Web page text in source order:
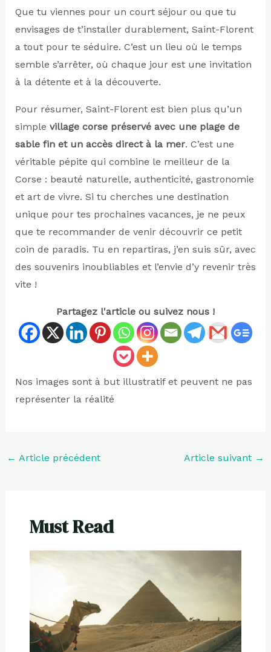
Que tu viennes pour un court séjour ou que tu
envisages de t’installer durablement, Saint-Florent
a tout pour te séduire. C’est un lieu où le temps
semble s’arrêter, où chaque jour est une invitation
à la détente et à la découverte.
Pour résumer, Saint-Florent est bien plus qu’un
simple village corse préservé avec une plage de
sable fin et un accès direct à la mer. C’est une
véritable pépite qui combine le meilleur de la
Corse : beauté naturelle, authenticité, gastronomie
et art de vivre. Si tu cherches une destination
unique pour tes prochaines vacances, je ne peux
que te recommander de venir découvrir ce petit
coin de paradis. Tu en repartiras, j’en suis sûr, avec
des souvenirs inoubliables et l’envie d’y revenir très
vite !
Partagez l'article ou suivez nous !
Nos images sont à but illustratif et peuvent ne pas
représenter la réalité
← Article précédent Article suivant →
Must Read